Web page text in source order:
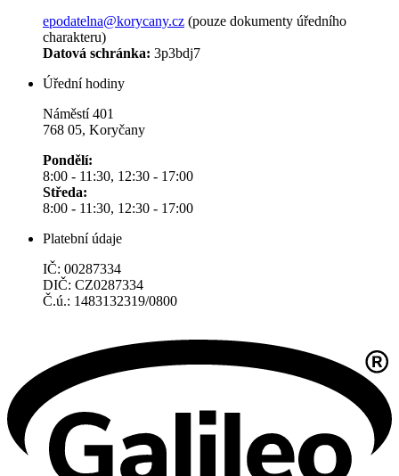
epodatelna@korycany.cz (pouze dokumenty úředního
charakteru)
Datová schránka: 3p3bdj7
Úřední hodiny
Náměstí 401
768 05, Koryčany
Pondělí:
8:00 - 11:30, 12:30 - 17:00
Středa:
8:00 - 11:30, 12:30 - 17:00
Platební údaje
IČ: 00287334
DIČ: CZ0287334
Č.ú.: 1483132319/0800